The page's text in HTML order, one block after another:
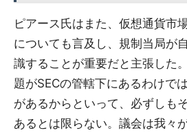
ピアース氏はまた、仮想通貨市
についても言及し、規制当局が
識することが重要だと主張した
題がSECの管轄下にあるわけで
があるからといって、必ずしも
あるとは限らない。議会は我々